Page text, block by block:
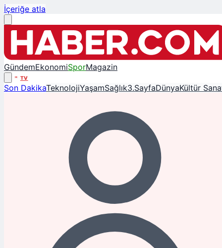
İçeriğe atla
GündemEkonomiSporMagazin
TV
Son DakikaTeknolojiYaşamSağlık3.SayfaDünyaKültür